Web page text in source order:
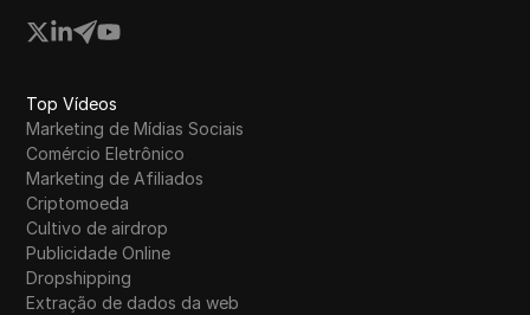
Top Vídeos
Marketing de Mídias Sociais
Comércio Eletrônico
Marketing de Afiliados
Criptomoeda
Cultivo de airdrop
Publicidade Online
Dropshipping
Extração de dados da web